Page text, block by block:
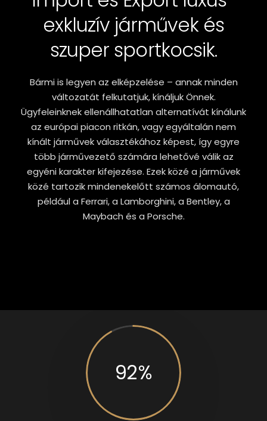
exkluzív járművek és
szuper sportkocsik.
Bármi is legyen az elképzelése – annak minden
változatát felkutatjuk, kínáljuk Önnek.
Ügyfeleinknek ellenállhatatlan alternatívát kínálunk
az európai piacon ritkán, vagy egyáltalán nem
kínált járművek választékához képest, így egyre
több járművezető számára lehetővé válik az
egyéni karakter kifejezése. Ezek közé a járművek
közé tartozik mindenekelőtt számos álomautó,
például a Ferrari, a Lamborghini, a Bentley, a
Maybach és a Porsche.
92%